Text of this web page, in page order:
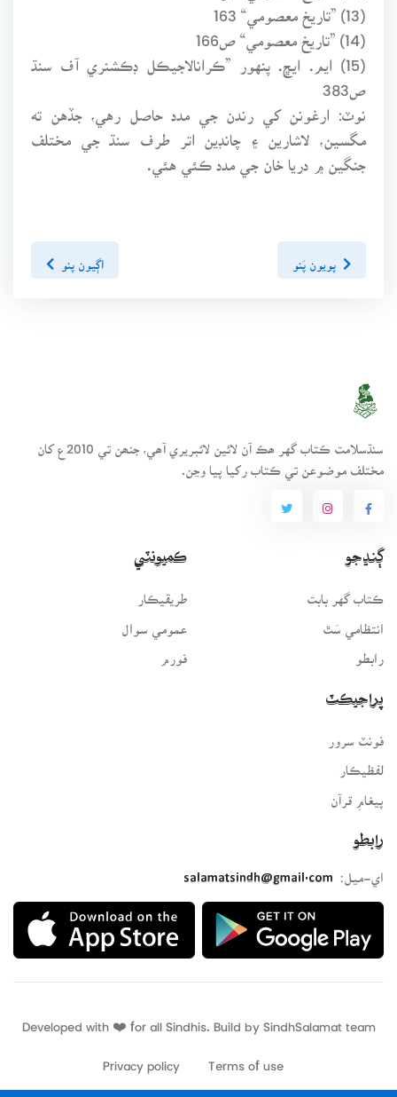
(13) ”تاريخ معصومي“ 163
(14) ”تاريخ معصومي“ ص166
(15) ايم. ايڇ. پنهور ”ڪرانالاجيڪل ڊڪشنري آف سنڌ
نوٽ: ارغونن کي رندن جي مدد حاصل رهي، جڏهن ته
مگسين، لاشارين ۽ چانڊين اتر طرف سنڌ جي مختلف
جنگين ۾ دريا خان جي مدد ڪئي هئي.
پويون پَنو اڳيون پنو
سنڌسلامت ڪتاب گهر ھڪ آن لائين لائبريري آھي، جنھن تي 2010ع کان
مختلف موضوعن تي ڪتاب رکيا پيا وڃن.
ڳنڍجو
ڪتاب گهر بابت
انتظامي سَٿ
رابطو
ڪميونٽي
طريقيڪار
عمومي سوال
فورم
پراجيڪٽ
لفظيڪار
پيغامِ قرآن
رابطو
اي-ميل:
salamatsindh@gmail.com
Developed with ❤️ for all Sindhis. Build by
Terms of use